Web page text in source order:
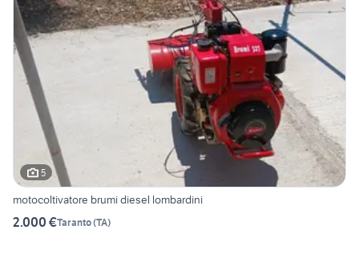
5
motocoltivatore brumi diesel lombardini
2.000 €Taranto(TA)